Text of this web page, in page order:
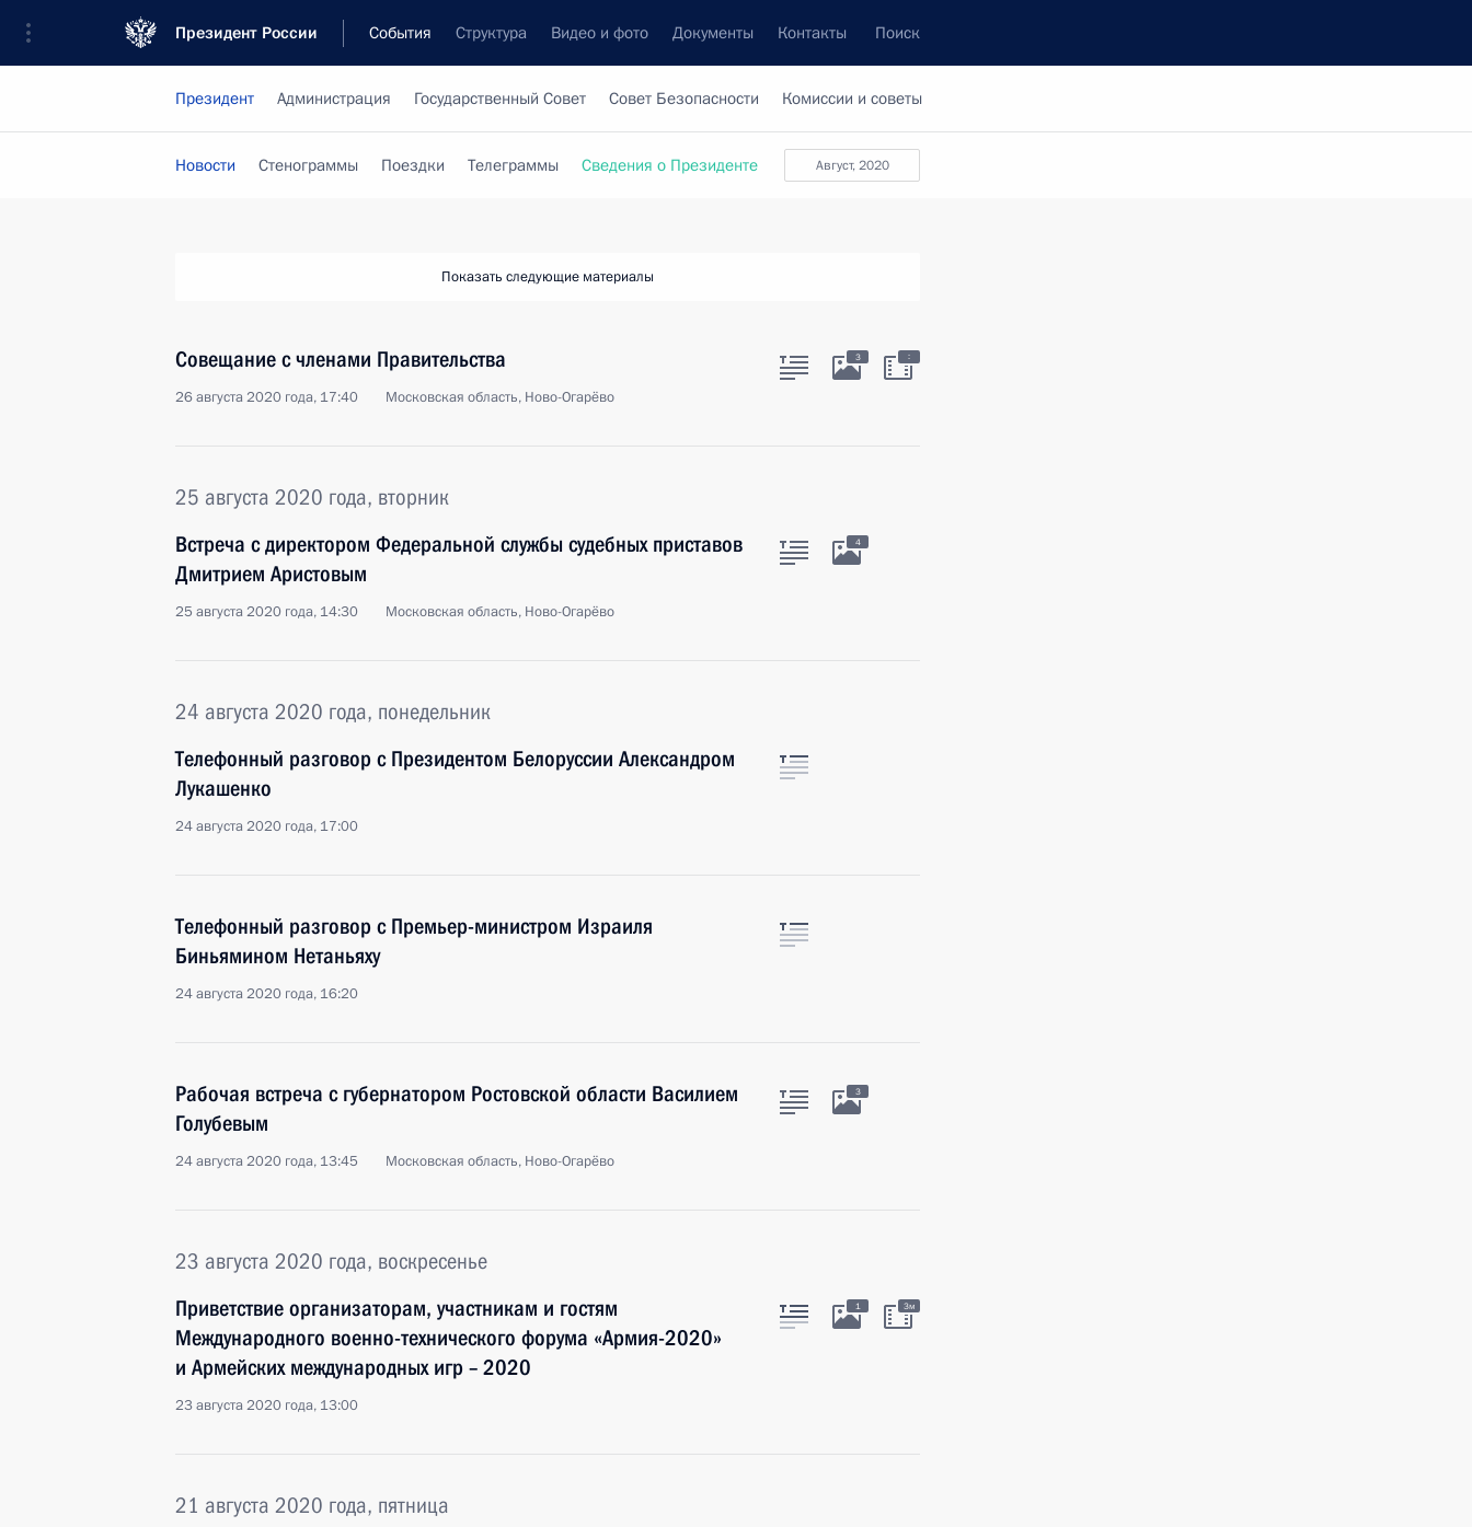
Президент России События Структура Видео и фото Документы Контакты Поиск
Президент Администрация Государственный Совет Совет Безопасности Комиссии и советы
август, 2020
Новости Стенограммы Поездки Телеграммы Сведения о Президенте
Показать следующие материалы
Совещание с членами Правительства
26 августа 2020 года, 17:40 Московская область, Ново-Огарёво
3 :
25 августа 2020 года, вторник
Встреча с директором Федеральной службы судебных приставов
Дмитрием Аристовым
25 августа 2020 года, 14:30 Московская область, Ново-Огарёво
4
24 августа 2020 года, понедельник
Телефонный разговор с Президентом Белоруссии Александром
Лукашенко
24 августа 2020 года, 17:00
Телефонный разговор с Премьер-министром Израиля
Биньямином Нетаньяху
24 августа 2020 года, 16:20
Рабочая встреча с губернатором Ростовской области Василием
Голубевым
24 августа 2020 года, 13:45 Московская область, Ново-Огарёво
3
23 августа 2020 года, воскресенье
Приветствие организаторам, участникам и гостям
Международного военно-технического форума «Армия-2020»
и Армейских международных игр – 2020
23 августа 2020 года, 13:00
1 3м
21 августа 2020 года, пятница